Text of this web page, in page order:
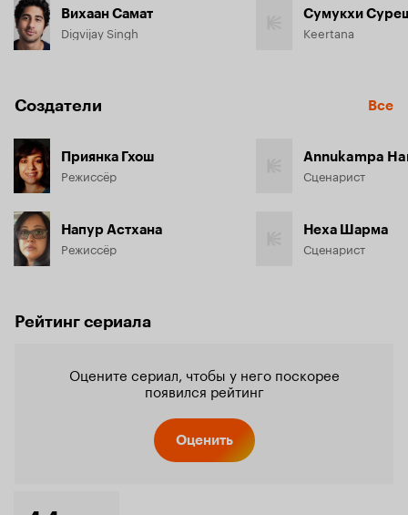
Вихаан Самат
Digvijay Singh
Сумукхи
Keertana
Создатели Все
Приянка Гхош
Режиссёр
Напур Астхана
Режиссёр
Annukampa
Сценарист
Неха Шарма
Сценарист
Рейтинг сериала
Оцените сериал, чтобы у него поскорее
появился рейтинг
Оценить